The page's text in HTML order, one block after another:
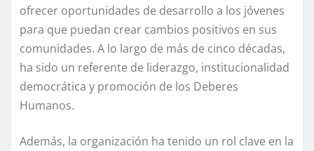
ofrecer oportunidades de desarrollo a los jóvenes
para que puedan crear cambios positivos en sus
comunidades. A lo largo de más de cinco décadas,
ha sido un referente de liderazgo, institucionalidad
democrática y promoción de los Deberes
Humanos.
Además, la organización ha tenido un rol clave en la